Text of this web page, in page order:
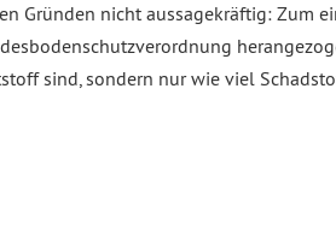
Gründen nicht aussagekräftig: Zum
sind, sondern nur wie viel